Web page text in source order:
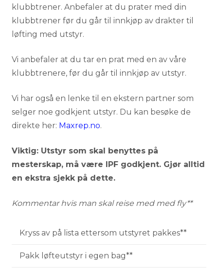
klubbtrener. Anbefaler at du prater med din
klubbtrener før du går til innkjøp av drakter til
løfting med utstyr.
Vi anbefaler at du tar en prat med en av våre
klubbtrenere, før du går til innkjøp av utstyr.
Vi har også en lenke til en ekstern partner som
selger noe godkjent utstyr. Du kan besøke de
direkte her: Maxrep.no.
Viktig: Utstyr som skal benyttes på
mesterskap, må være IPF godkjent. Gjør alltid
en ekstra sjekk på dette.
Kommentar hvis man skal reise med med fly**
Kryss av på lista ettersom utstyret pakkes**
Pakk løfteutstyr i egen bag**